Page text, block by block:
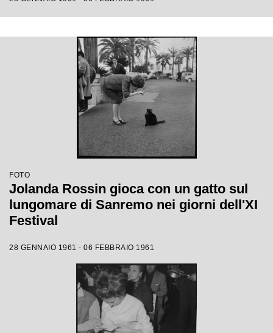
FOTO
Jolanda Rossin gioca con un gatto sul
lungomare di Sanremo nei giorni dell'XI
Festival
28 GENNAIO 1961 - 06 FEBBRAIO 1961